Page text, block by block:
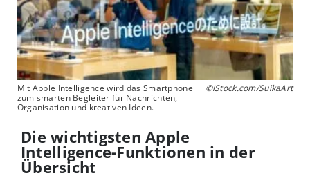
Mit Apple Intelligence wird das Smartphone
zum smarten Begleiter für Nachrichten,
Organisation und kreativen Ideen.
©iStock.com/SuikaArt
Die wichtigsten Apple
Intelligence-Funktionen in der
Übersicht